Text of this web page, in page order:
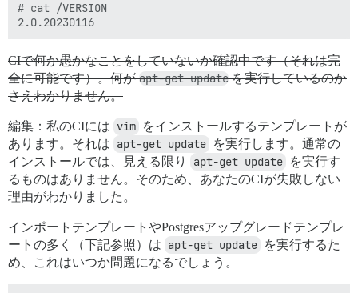
# cat /VERSION
CIで何か愚かなことをしていないか確認中です（それは完
全に可能です）。何がapt-get updateを実行しているのか
さえわかりません。
編集：私のCIには vim をインストールするテンプレートが
あります。それは apt-get update を実行します。通常の
インストールでは、見える限り
apt-get update を実行す
るものはありません。そのため、あなたのCIが失敗しない
理由がわかりました。
インポートテンプレートやPostgresアップグレードテンプレ
ートの多く（下記参照）は apt-get update を実行するた
め、これはいつか問題になるでしょう。